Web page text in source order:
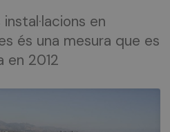
en
és una mesura que es
en 2012